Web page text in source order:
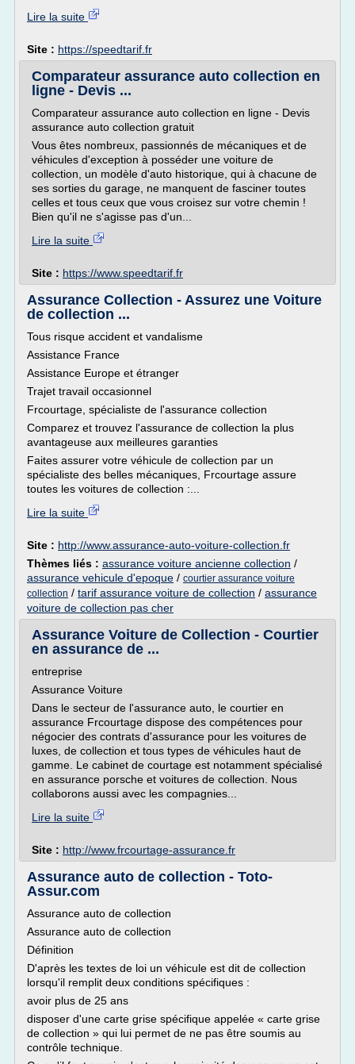
Lire la suite
Site : https://speedtarif.fr
Comparateur assurance auto collection en
ligne - Devis ...
Comparateur assurance auto collection en ligne - Devis
assurance auto collection gratuit
Vous êtes nombreux, passionnés de mécaniques et de
véhicules d'exception à posséder une voiture de
collection, un modèle d'auto historique, qui à chacune de
ses sorties du garage, ne manquent de fasciner toutes
celles et tous ceux que vous croisez sur votre chemin !
Bien qu'il ne s'agisse pas d'un...
Lire la suite
Site : https://www.speedtarif.fr
Assurance Collection - Assurez une Voiture
de collection ...
Tous risque accident et vandalisme
Assistance France
Assistance Europe et étranger
Trajet travail occasionnel
Frcourtage, spécialiste de l'assurance collection
Comparez et trouvez l'assurance de collection la plus
avantageuse aux meilleures garanties
Faites assurer votre véhicule de collection par un
spécialiste des belles mécaniques, Frcourtage assure
toutes les voitures de collection :...
Lire la suite
Site : http://www.assurance-auto-voiture-collection.fr
Thèmes liés : assurance voiture ancienne collection /
assurance vehicule d'epoque / courtier assurance voiture
collection / tarif assurance voiture de collection / assurance
voiture de collection pas cher
Assurance Voiture de Collection - Courtier
en assurance de ...
entreprise
Assurance Voiture
Dans le secteur de l'assurance auto, le courtier en
assurance Frcourtage dispose des compétences pour
négocier des contrats d'assurance pour les voitures de
luxes, de collection et tous types de véhicules haut de
gamme. Le cabinet de courtage est notamment spécialisé
en assurance porsche et voitures de collection. Nous
collaborons aussi avec les compagnies...
Lire la suite
Site : http://www.frcourtage-assurance.fr
Assurance auto de collection - Toto-
Assur.com
Assurance auto de collection
Assurance auto de collection
Définition
D'après les textes de loi un véhicule est dit de collection
lorsqu'il remplit deux conditions spécifiques :
avoir plus de 25 ans
disposer d'une carte grise spécifique appelée « carte grise
de collection » qui lui permet de ne pas être soumis au
contrôle technique.